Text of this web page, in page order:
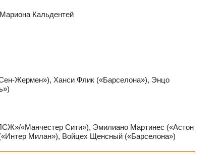
Кальдентей
Жермен»), Ханси Флик («Барселона»), Энцо
«Манчестер Сити»), Эмилиано Мартинес («Астон
Милан»), Войцех Щенсный («Барселона»)